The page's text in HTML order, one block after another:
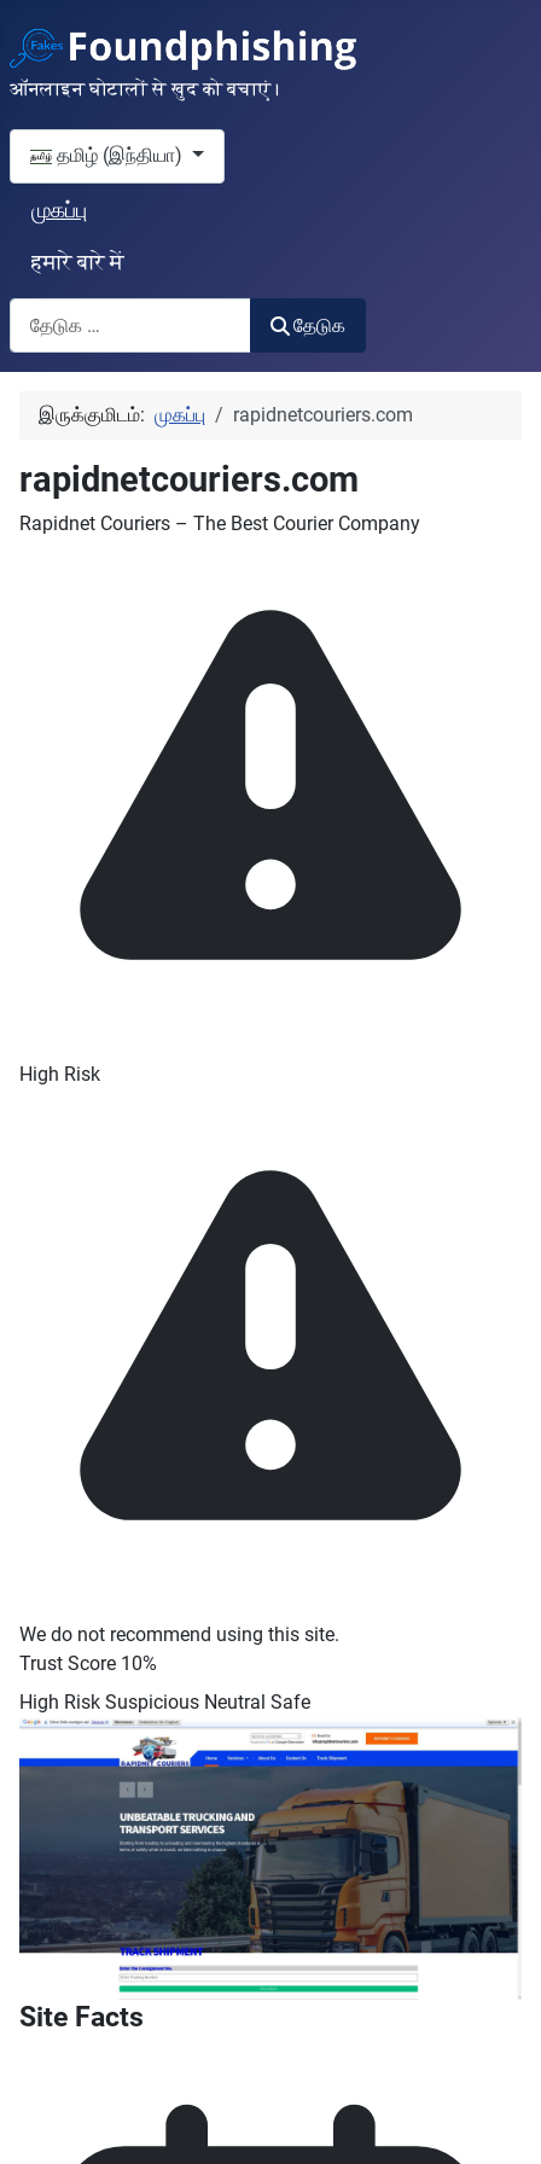
ऑनलाइन घोटालों से खुद को बचाएं।
தங்கள் மொழியைத் தேர்வுசெய்யவும்
தமிழ் (இந்தியா)
முகப்பு
हमारे बारे में
தேடுக
தேடுக
இருக்குமிடம்: முகப்பு rapidnetcouriers.com
rapidnetcouriers.com
Rapidnet Couriers – The Best Courier Company
High Risk
We do not recommend using this site.
Trust Score 10%
High Risk Suspicious Neutral Safe
Site Facts